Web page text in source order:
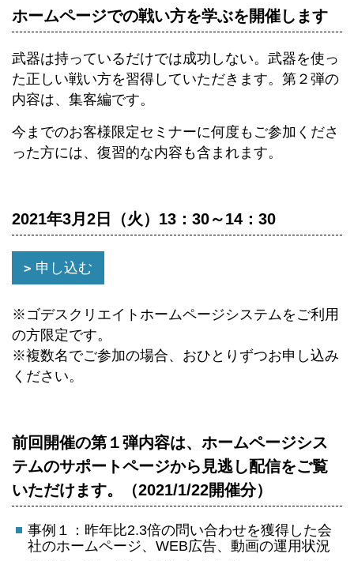
ホームページでの戦い方を学ぶを開催します
武器は持っているだけでは成功しない。武器を使っ
た正しい戦い方を習得していただきます。第２弾の
内容は、集客編です。
今までのお客様限定セミナーに何度もご参加くださ
った方には、復習的な内容も含まれます。
2021年3月2日（火）13：30～14：30
申し込む
※ゴデスクリエイトホームページシステムをご利用
の方限定です。
※複数名でご参加の場合、おひとりずつお申し込み
ください。
前回開催の第１弾内容は、ホームページシス
テムのサポートページから見逃し配信をご覧
いただけます。（2021/1/22開催分）
事例１：昨年比2.3倍の問い合わせを獲得した会
社のホームページ、WEB広告、動画の運用状況